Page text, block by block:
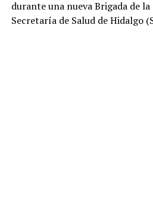
durante una nueva Brigada de
Secretaría de Salud de Hidalgo